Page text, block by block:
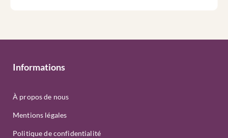
Informations
À propos de nous
Mentions légales
Politique de confidentialité